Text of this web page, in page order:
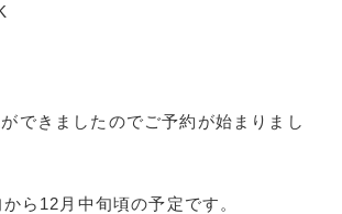
できましたのでご予約が始まりまし
ら12月中旬頃の予定です。